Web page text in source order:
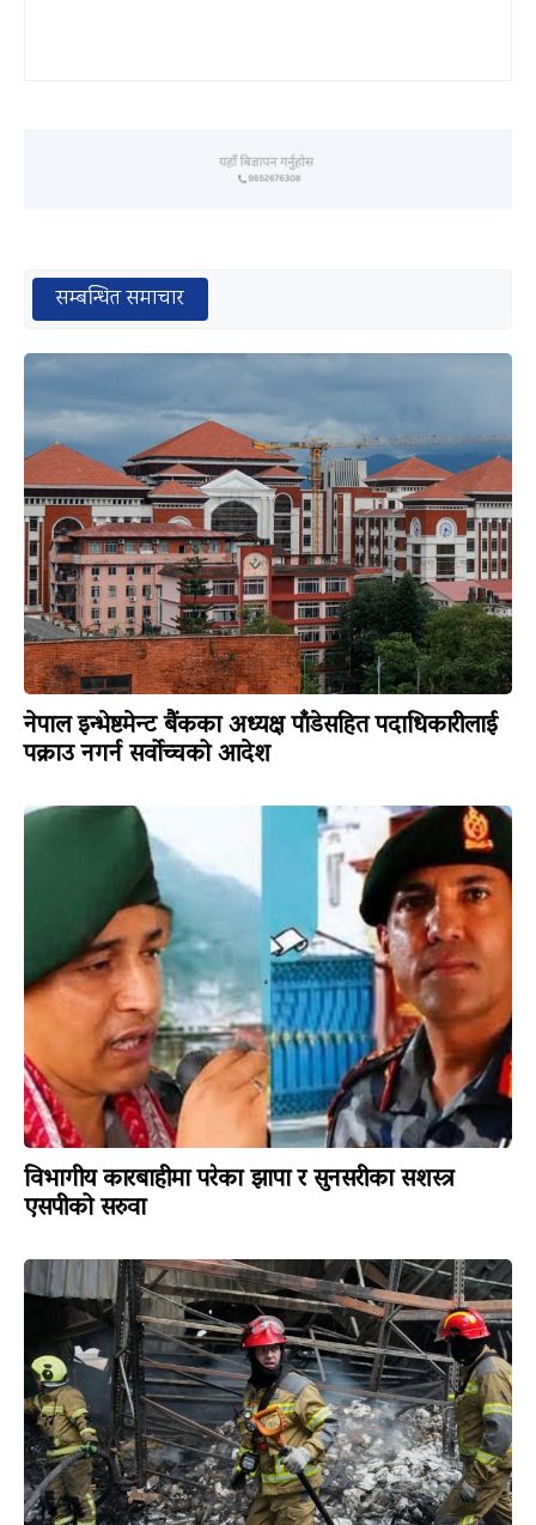
सम्बन्धित समाचार
नेपाल इन्भेष्टमेन्ट बैंकका अध्यक्ष पाँडेसहित पदाधिकारीलाई
पक्राउ नगर्न सर्वोच्चको आदेश
विभागीय कारबाहीमा परेका झापा र सुनसरीका सशस्त्र
एसपीको सरुवा